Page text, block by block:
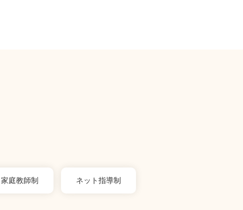
家庭教師制 ネット指導制